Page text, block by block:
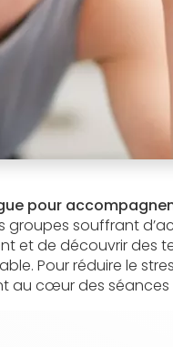
pour
souffrant
et de découvrir des
Pour réduire le
au cœur des séances